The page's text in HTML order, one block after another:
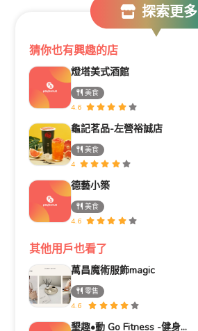
探索更多
猜你也有興趣的店
燈塔美式酒館
美食
4.6
龜記茗品-左營裕誠店
美食
4
德藝小築
美食
4.6
其他用戶也看了
萬昌魔術服飾magic
零售
4.6
墾趣•動 Go Fitness -健身房推薦|器械皮拉提斯|瑜珈|銀髮族運動|肌力訓練|私人教練|企業包班|台北中山區|捷運南京